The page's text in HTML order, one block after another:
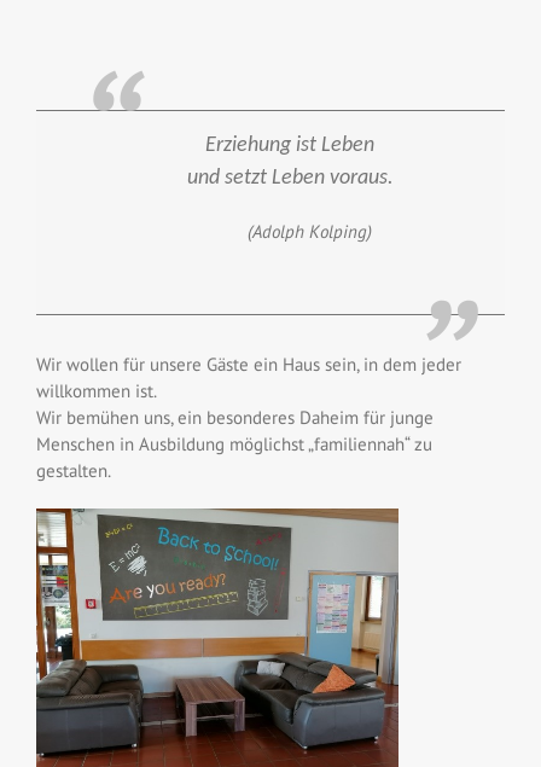
Erziehung ist Leben
und setzt Leben voraus.
(Adolph Kolping)
Wir wollen für unsere Gäste ein Haus sein, in dem jeder
willkommen ist.
Wir bemühen uns, ein besonderes Daheim für junge
Menschen in Ausbildung möglichst „familiennah“ zu
gestalten.